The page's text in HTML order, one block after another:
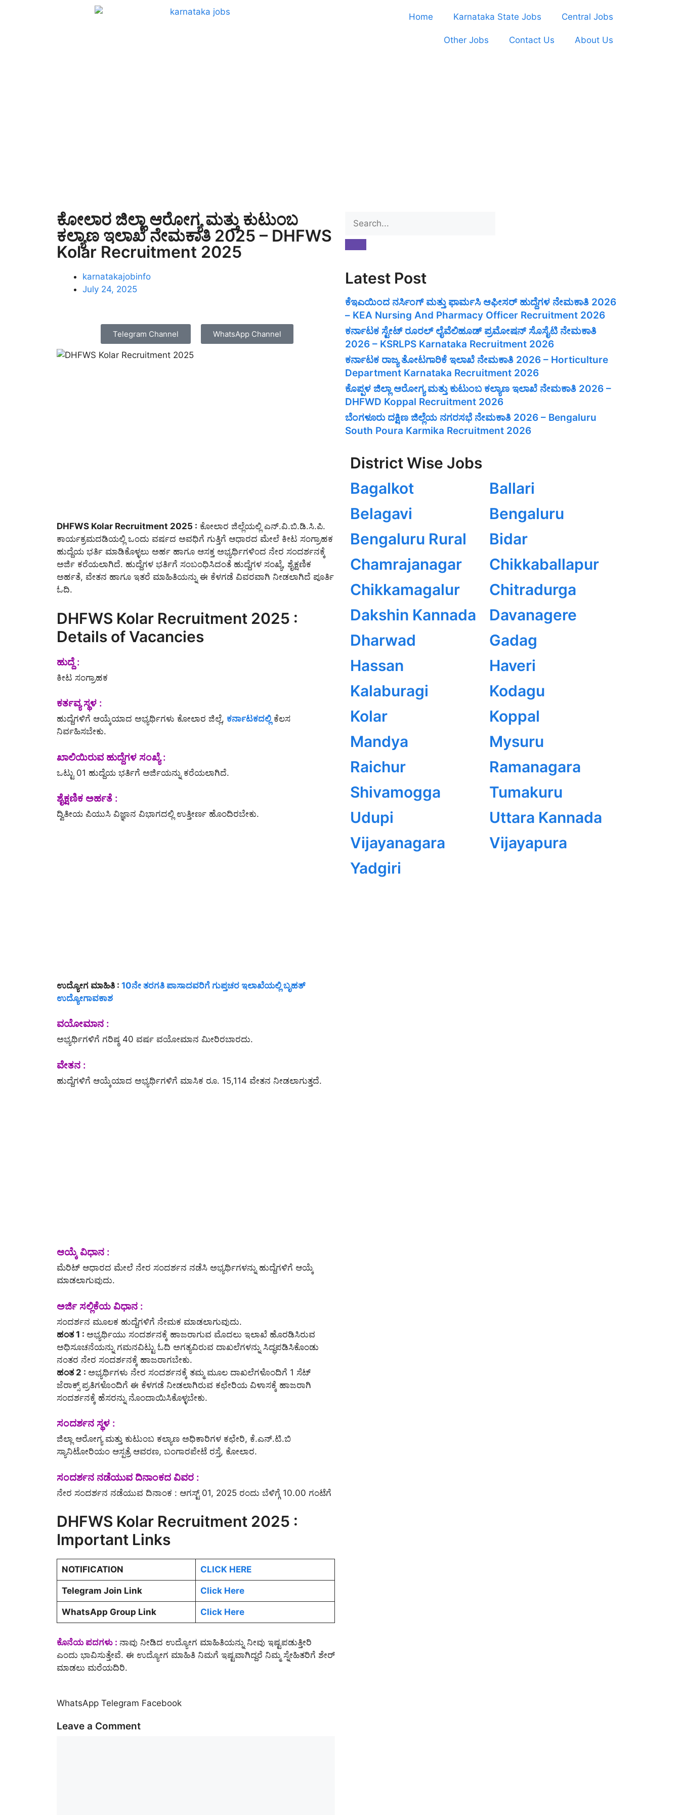
Home Karnataka State Jobs Central Jobs
Other Jobs Contact Us About Us
ಕೋಲಾರ ಜಿಲ್ಲಾ ಆರೋಗ್ಯ ಮತ್ತು ಕುಟುಂಬ
ಕಲ್ಯಾಣ ಇಲಾಖೆ ನೇಮಕಾತಿ 2025 – DHFWS
Kolar Recruitment 2025
karnatakajobinfo
July 24, 2025
Telegram Channel WhatsApp Channel
DHFWS Kolar Recruitment 2025 : ಕೋಲಾರ ಜಿಲ್ಲೆಯಲ್ಲಿ ಎನ್.ವಿ.ಬಿ.ಡಿ.ಸಿ.ಪಿ.
ಕಾರ್ಯಕ್ರಮದಡಿಯಲ್ಲಿ ಒಂದು ವರ್ಷದ ಅವಧಿಗೆ ಗುತ್ತಿಗೆ ಆಧಾರದ ಮೇಲೆ ಕೀಟ ಸಂಗ್ರಾಹಕ
ಹುದ್ದೆಯ ಭರ್ತಿ ಮಾಡಿಕೊಳ್ಳಲು ಅರ್ಹ ಹಾಗೂ ಆಸಕ್ತ ಅಭ್ಯರ್ಥಿಗಳಿಂದ ನೇರ ಸಂದರ್ಶನಕ್ಕೆ
ಅರ್ಜಿ ಕರೆಯಲಾಗಿದೆ. ಹುದ್ದೆಗಳ ಭರ್ತಿಗೆ ಸಂಬಂಧಿಸಿದಂತೆ ಹುದ್ದೆಗಳ ಸಂಖ್ಯೆ, ಶೈಕ್ಷಣಿಕ
ಅರ್ಹತೆ, ವೇತನ ಹಾಗೂ ಇತರೆ ಮಾಹಿತಿಯನ್ನು ಈ ಕೆಳಗಡೆ ವಿವರವಾಗಿ ನೀಡಲಾಗಿದೆ ಪೂರ್ತಿ
ಓದಿ.
DHFWS Kolar Recruitment 2025 :
Details of Vacancies
ಹುದ್ದೆ :
ಕೀಟ ಸಂಗ್ರಾಹಕ
ಕರ್ತವ್ಯ ಸ್ಥಳ :
ಹುದ್ದೆಗಳಿಗೆ ಆಯ್ಕೆಯಾದ ಅಭ್ಯರ್ಥಿಗಳು ಕೋಲಾರ ಜಿಲ್ಲೆ, ಕರ್ನಾಟಕದಲ್ಲಿ ಕೆಲಸ
ನಿರ್ವಹಿಸಬೇಕು.
ಖಾಲಿಯಿರುವ ಹುದ್ದೆಗಳ ಸಂಖ್ಯೆ :
ಒಟ್ಟು 01 ಹುದ್ದೆಯ ಭರ್ತಿಗೆ ಅರ್ಜಿಯನ್ನು ಕರೆಯಲಾಗಿದೆ.
ಶೈಕ್ಷಣಿಕ ಅರ್ಹತೆ :
ದ್ವಿತೀಯ ಪಿಯುಸಿ ವಿಜ್ಞಾನ ವಿಭಾಗದಲ್ಲಿ ಉತ್ತೀರ್ಣ ಹೊಂದಿರಬೇಕು.
ಉದ್ಯೋಗ ಮಾಹಿತಿ : 10ನೇ ತರಗತಿ ಪಾಸಾದವರಿಗೆ ಗುಪ್ತಚರ ಇಲಾಖೆಯಲ್ಲಿ ಬೃಹತ್
ಉದ್ಯೋಗಾವಕಾಶ
ವಯೋಮಾನ :
ಅಭ್ಯರ್ಥಿಗಳಿಗೆ ಗರಿಷ್ಠ 40 ವರ್ಷ ವಯೋಮಾನ ಮೀರಿರಬಾರದು.
ವೇತನ :
ಹುದ್ದೆಗಳಿಗೆ ಆಯ್ಕೆಯಾದ ಅಭ್ಯರ್ಥಿಗಳಿಗೆ ಮಾಸಿಕ ರೂ. 15,114 ವೇತನ ನೀಡಲಾಗುತ್ತದೆ.
ಆಯ್ಕೆ ವಿಧಾನ :
ಮೆರಿಟ್ ಆಧಾರದ ಮೇಲೆ ನೇರ ಸಂದರ್ಶನ ನಡೆಸಿ ಅಭ್ಯರ್ಥಿಗಳನ್ನು ಹುದ್ದೆಗಳಿಗೆ ಆಯ್ಕೆ
ಮಾಡಲಾಗುವುದು.
ಅರ್ಜಿ ಸಲ್ಲಿಕೆಯ ವಿಧಾನ :
ಸಂದರ್ಶನ ಮೂಲಕ ಹುದ್ದೆಗಳಿಗೆ ನೇಮಕ ಮಾಡಲಾಗುವುದು.
ಹಂತ 1 : ಅಭ್ಯರ್ಥಿಯು ಸಂದರ್ಶನಕ್ಕೆ ಹಾಜರಾಗುವ ಮೊದಲು ಇಲಾಖೆ ಹೊರಡಿಸಿರುವ
ಅಧಿಸೂಚನೆಯನ್ನು ಗಮನವಿಟ್ಟು ಓದಿ ಅಗತ್ಯವಿರುವ ದಾಖಲೆಗಳನ್ನು ಸಿದ್ಧಪಡಿಸಿಕೊಂಡು
ನಂತರ ನೇರ ಸಂದರ್ಶನಕ್ಕೆ ಹಾಜರಾಗಬೇಕು.
ಹಂತ 2 : ಅಭ್ಯರ್ಥಿಗಳು ನೇರ ಸಂದರ್ಶನಕ್ಕೆ ತಮ್ಮ ಮೂಲ ದಾಖಲೆಗಳೊಂದಿಗೆ 1 ಸೆಟ್
ಜೆರಾಕ್ಸ್ ಪ್ರತಿಗಳೊಂದಿಗೆ ಈ ಕೆಳಗಡೆ ನೀಡಲಾಗಿರುವ ಕಛೇರಿಯ ವಿಳಾಸಕ್ಕೆ ಹಾಜರಾಗಿ
ಸಂದರ್ಶನಕ್ಕೆ ಹೆಸರನ್ನು ನೊಂದಾಯಿಸಿಕೊಳ್ಳಬೇಕು.
ಸಂದರ್ಶನ ಸ್ಥಳ :
ಜಿಲ್ಲಾ ಆರೋಗ್ಯ ಮತ್ತು ಕುಟುಂಬ ಕಲ್ಯಾಣ ಅಧಿಕಾರಿಗಳ ಕಛೇರಿ, ಕೆ.ಎನ್.ಟಿ.ಬಿ
ಸ್ಯಾನಿಟೋರಿಯಂ ಆಸ್ಪತ್ರೆ ಆವರಣ, ಬಂಗಾರಪೇಟೆ ರಸ್ತೆ, ಕೋಲಾರ.
ಸಂದರ್ಶನ ನಡೆಯುವ ದಿನಾಂಕದ ವಿವರ :
ನೇರ ಸಂದರ್ಶನ ನಡೆಯುವ ದಿನಾಂಕ : ಆಗಸ್ಟ್ 01, 2025 ರಂದು ಬೆಳಿಗ್ಗೆ 10.00 ಗಂಟೆಗೆ
DHFWS Kolar Recruitment 2025 :
Important Links
NOTIFICATION CLICK HERE
Telegram Join Link Click Here
WhatsApp Group Link Click Here
ಕೊನೆಯ ಪದಗಳು : ನಾವು ನೀಡಿದ ಉದ್ಯೋಗ ಮಾಹಿತಿಯನ್ನು ನೀವು ಇಷ್ಟಪಡುತ್ತೀರಿ
ಎಂದು ಭಾವಿಸುತ್ತೇವೆ. ಈ ಉದ್ಯೋಗ ಮಾಹಿತಿ ನಿಮಗೆ ಇಷ್ಟವಾಗಿದ್ದರೆ ನಿಮ್ಮ ಸ್ನೇಹಿತರಿಗೆ ಶೇರ್
ಮಾಡಲು ಮರೆಯದಿರಿ.
WhatsApp Telegram Facebook
Leave a Comment
Latest Post
ಕೆಇಎಯಿಂದ ನರ್ಸಿಂಗ್ ಮತ್ತು ಫಾರ್ಮಸಿ ಆಫೀಸರ್ ಹುದ್ದೆಗಳ ನೇಮಕಾತಿ 2026
– KEA Nursing And Pharmacy Officer Recruitment 2026
ಕರ್ನಾಟಕ ಸ್ಟೇಟ್ ರೂರಲ್ ಲೈವೆಲಿಹೂಡ್ ಪ್ರಮೋಷನ್ ಸೊಸೈಟಿ ನೇಮಕಾತಿ
2026 – KSRLPS Karnataka Recruitment 2026
ಕರ್ನಾಟಕ ರಾಜ್ಯ ತೋಟಗಾರಿಕೆ ಇಲಾಖೆ ನೇಮಕಾತಿ 2026 – Horticulture
Department Karnataka Recruitment 2026
ಕೊಪ್ಪಳ ಜಿಲ್ಲಾ ಆರೋಗ್ಯ ಮತ್ತು ಕುಟುಂಬ ಕಲ್ಯಾಣ ಇಲಾಖೆ ನೇಮಕಾತಿ 2026 –
DHFWD Koppal Recruitment 2026
ಬೆಂಗಳೂರು ದಕ್ಷಿಣ ಜಿಲ್ಲೆಯ ನಗರಸಭೆ ನೇಮಕಾತಿ 2026 – Bengaluru
South Poura Karmika Recruitment 2026
District Wise Jobs
Bagalkot
Ballari
Belagavi
Bengaluru
Bengaluru Rural
Bidar
Chamrajanagar
Chikkaballapur
Chikkamagalur
Chitradurga
Dakshin Kannada
Davanagere
Dharwad
Gadag
Hassan
Haveri
Kalaburagi
Kodagu
Kolar
Koppal
Mandya
Mysuru
Raichur
Ramanagara
Shivamogga
Tumakuru
Udupi
Uttara Kannada
Vijayanagara
Vijayapura
Yadgiri